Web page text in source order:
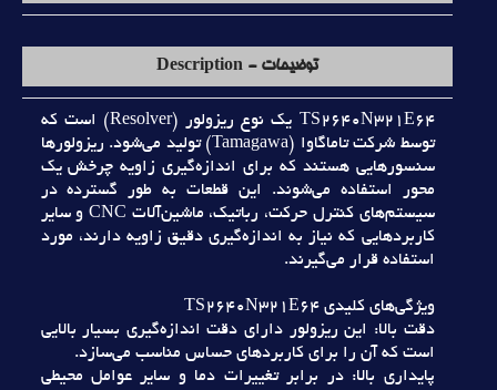
توضیحات - Description
TS2640N321E64 يک نوع ريزولور (Resolver) است که
توسط شرکت تاماگاوا (Tamagawa) توليد مي‌شود. ريزولورها
سنسورهايي هستند که براي اندازه‌گيري زاويه چرخش يک
محور استفاده مي‌شوند. اين قطعات به طور گسترده در
سيستم‌هاي کنترل حرکت، رباتيک، ماشين‌آلات CNC و ساير
کاربردهايي که نياز به اندازه‌گيري دقيق زاويه دارند، مورد
استفاده قرار مي‌گيرند.
ويژگي‌هاي کليدي TS2640N321E64
دقت بالا: اين ريزولور داراي دقت اندازه‌گيري بسيار بالايي
است که آن را براي کاربردهاي حساس مناسب مي‌سازد.
پايداري بالا: در برابر تغييرات دما و ساير عوامل محيطي